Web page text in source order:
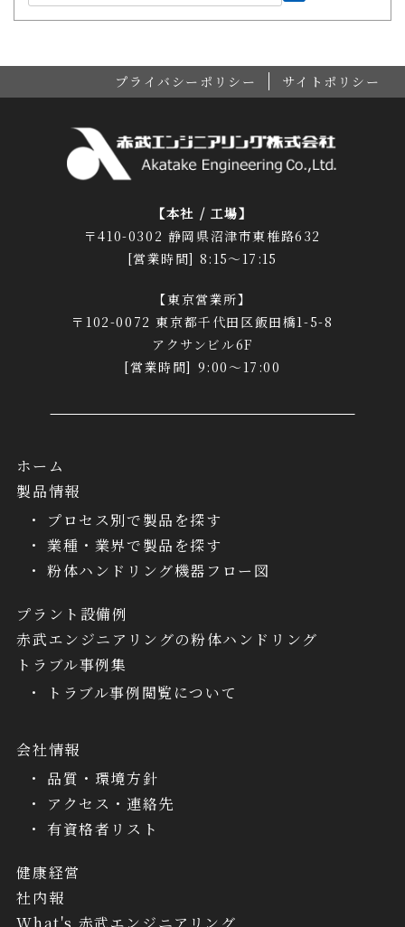
プライバシーポリシー サイトポリシー
【本社 / 工場】
〒410-0302 静岡県沼津市東椎路632
[営業時間] 8:15～17:15
【東京営業所】
〒102-0072 東京都千代田区飯田橋1-5-8
アクサンビル6F
[営業時間] 9:00～17:00
ホーム
製品情報
プロセス別で製品を探す
業種・業界で製品を探す
粉体ハンドリング機器フロー図
プラント設備例
赤武エンジニアリングの粉体ハンドリング
トラブル事例集
トラブル事例閲覧について
会社情報
品質・環境方針
アクセス・連絡先
有資格者リスト
健康経営
社内報
What's 赤武エンジニアリング